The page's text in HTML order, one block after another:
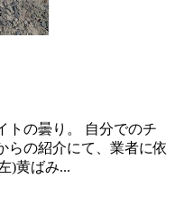
トの曇り。 自分でのチ
らの紹介にて、業者に依
)黄ばみ...